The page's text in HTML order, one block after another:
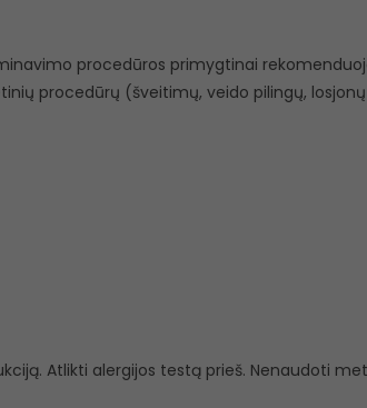
procedūros primygtinai
procedūrų (šveitimų, veido pilingų,
Atlikti alergijos testą prieš. Nenaudoti